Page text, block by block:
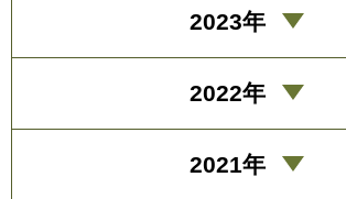
2023年
2022年
2021年